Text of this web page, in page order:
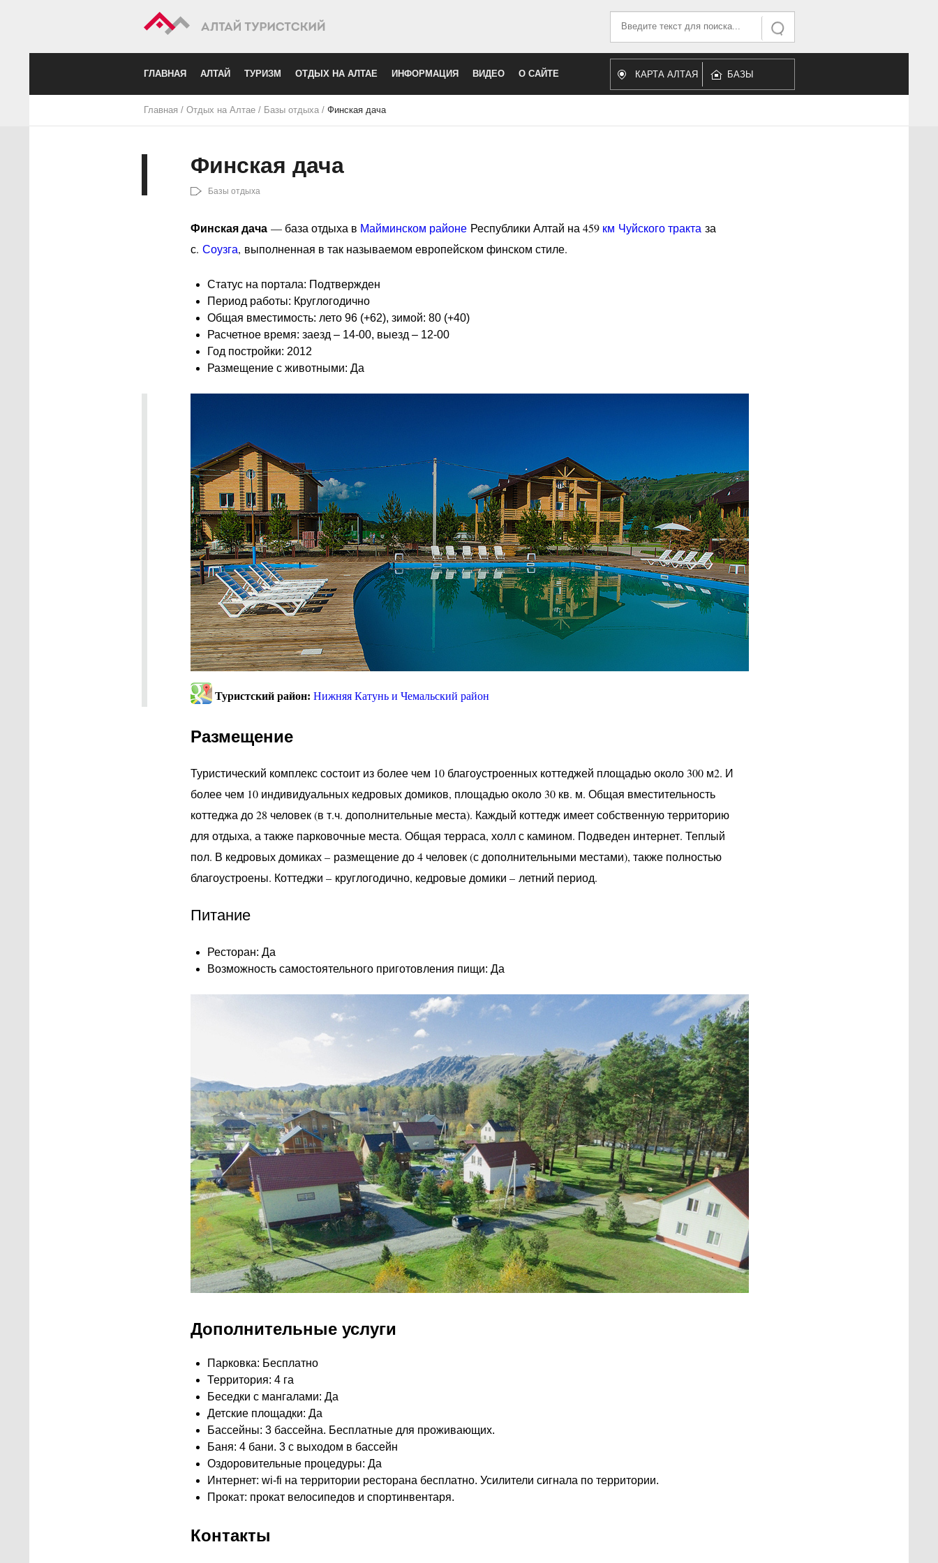
Искать
Искать...
ГЛАВНАЯ АЛТАЙ ТУРИЗМ ОТДЫХ НА АЛТАЕ ИНФОРМАЦИЯ ВИДЕО О САЙТЕ КАРТА АЛТАЯ БАЗЫ
Главная / Отдых на Алтае/ Базы отдыха/ Финская дача
Финская дача
Базы отдыха
Финская дача— база отдыха в Майминском районеРеспублики Алтай на 459 км Чуйского тракта за
с. Соузга, выполненная в так называемом европейском финском стиле.
Статус на портала: Подтвержден
Период работы: Круглогодично
Общая вместимость: лето 96 (+62), зимой: 80 (+40)
Расчетное время: заезд – 14-00, выезд – 12-00
Год постройки: 2012
Размещение с животными: Да
Туристский район: Нижняя Катунь и Чемальский район
Размещение
Туристический комплекс состоит из более чем 10 благоустроенных коттеджей площадью около 300 м2. И
более чем 10 индивидуальных кедровых домиков, площадью около 30 кв. м. Общая вместительность
коттеджа до 28 человек (в т.ч. дополнительные места). Каждый коттедж имеет собственную территорию
для отдыха, а также парковочные места. Общая терраса, холл с камином. Подведен интернет. Теплый
пол. В кедровых домиках – размещение до 4 человек (с дополнительными местами), также полностью
благоустроены. Коттеджи – круглогодично, кедровые домики – летний период.
Питание
Ресторан: Да
Возможность самостоятельного приготовления пищи: Да
Дополнительные услуги
Парковка: Бесплатно
Территория: 4 га
Беседки с мангалами: Да
Детские площадки: Да
Бассейны: 3 бассейна. Бесплатные для проживающих.
Баня: 4 бани. 3 с выходом в бассейн
Оздоровительные процедуры: Да
Интернет: wi-fi на территории ресторана бесплатно. Усилители сигнала по территории.
Прокат: прокат велосипедов и спортинвентаря.
Контакты